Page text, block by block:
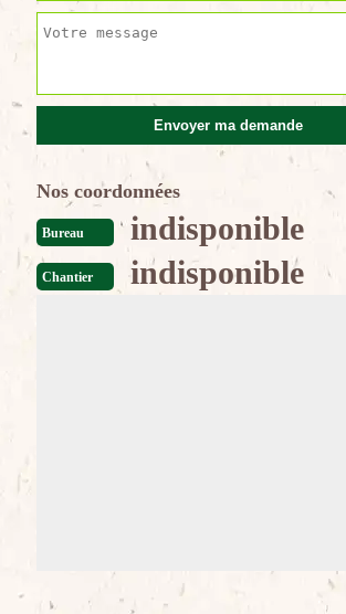
Nos coordonnées
Bureau indisponible
Chantier indisponible